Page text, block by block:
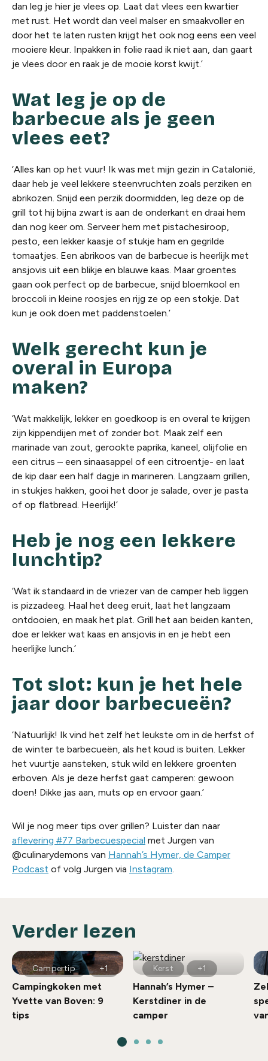
dan leg je hier je vlees op. Laat dat vlees een kwartier
met rust. Het wordt dan veel malser en smaakvoller en
door het te laten rusten krijgt het ook nog eens een veel
mooiere kleur. Inpakken in folie raad ik niet aan, dan gaart
je vlees door en raak je de mooie korst kwijt.’
Wat leg je op de
barbecue als je geen
vlees eet?
‘Alles kan op het vuur! Ik was met mijn gezin in Catalonië,
daar heb je veel lekkere steenvruchten zoals perziken en
abrikozen. Snijd een perzik doormidden, leg deze op de
grill tot hij bijna zwart is aan de onderkant en draai hem
dan nog keer om. Serveer hem met pistachesiroop,
pesto, een lekker kaasje of stukje ham en gegrilde
tomaatjes. Een abrikoos van de barbecue is heerlijk met
ansjovis uit een blikje en blauwe kaas. Maar groentes
gaan ook perfect op de barbecue, snijd bloemkool en
broccoli in kleine roosjes en rijg ze op een stokje. Dat
kun je ook doen met paddenstoelen.’
Welk gerecht kun je
overal in Europa
maken?
‘Wat makkelijk, lekker en goedkoop is en overal te krijgen
zijn kippendijen met of zonder bot. Maak zelf een
marinade van zout, gerookte paprika, kaneel, olijfolie en
een citrus – een sinaasappel of een citroentje- en laat
de kip daar een half dagje in marineren. Langzaam grillen,
in stukjes hakken, gooi het door je salade, over je pasta
of op flatbread. Heerlijk!’
Heb je nog een lekkere
lunchtip?
‘Wat ik standaard in de vriezer van de camper heb liggen
is pizzadeeg. Haal het deeg eruit, laat het langzaam
ontdooien, en maak het plat. Grill het aan beiden kanten,
doe er lekker wat kaas en ansjovis in en je hebt een
heerlijke lunch.’
Tot slot: kun je het hele
jaar door barbecueën?
‘Natuurlijk! Ik vind het zelf het leukste om in de herfst of
de winter te barbecueën, als het koud is buiten. Lekker
het vuurtje aansteken, stuk wild en lekkere groenten
erboven. Als je deze herfst gaat camperen: gewoon
doen! Dikke jas aan, muts op en ervoor gaan.’
Wil je nog meer tips over grillen? Luister dan naar
aflevering #77 Barbecuespecial met Jurgen van
@culinarydemons van Hannah’s Hymer, de Camper
Podcast of volg Jurgen via Instagram.
Verder lezen
Campertip +1
Campingkoken met
Yvette van Boven: 9
tips
Kerst +1
Hannah’s Hymer –
Kerstdiner in de
camper